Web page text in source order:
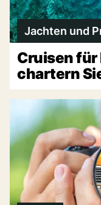
Jachten und
Cruisen für
chartern